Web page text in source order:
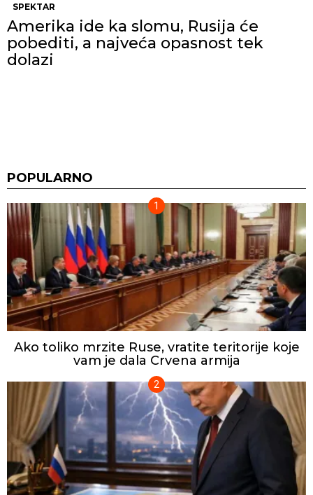
SPEKTAR
Amerika ide ka slomu, Rusija će
pobediti, a najveća opasnost tek
dolazi
POPULARNO
Ako toliko mrzite Ruse, vratite teritorije koje
vam je dala Crvena armija